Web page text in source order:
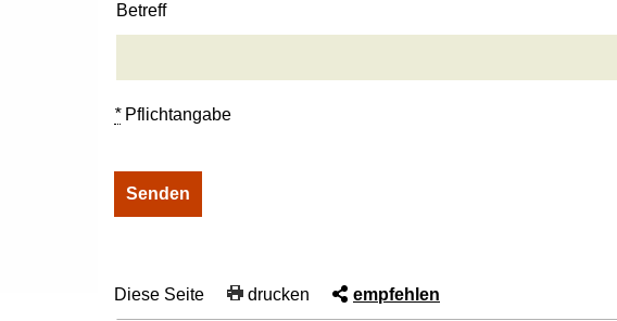
Betreff
*Pflichtangabe
Diese Seite drucken empfehlen